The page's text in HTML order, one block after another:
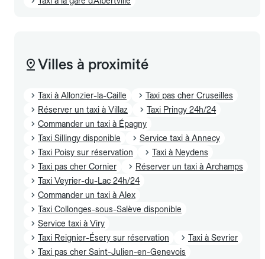
Villes à proximité
Taxi à Allonzier-la-Caille
Taxi pas cher Cruseilles
Réserver un taxi à Villaz
Taxi Pringy 24h/24
Commander un taxi à Épagny
Taxi Sillingy disponible
Service taxi à Annecy
Taxi Poisy sur réservation
Taxi à Neydens
Taxi pas cher Cornier
Réserver un taxi à Archamps
Taxi Veyrier-du-Lac 24h/24
Commander un taxi à Alex
Taxi Collonges-sous-Salève disponible
Service taxi à Viry
Taxi Reignier-Ésery sur réservation
Taxi à Sevrier
Taxi pas cher Saint-Julien-en-Genevois